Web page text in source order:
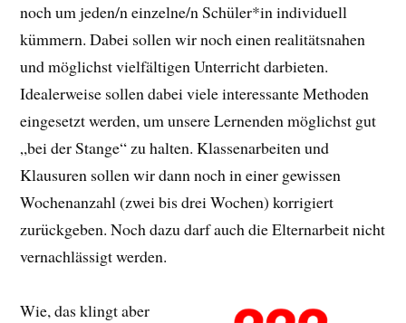
noch um jeden/n einzelne/n Schüler*in individuell
kümmern. Dabei sollen wir noch einen realitätsnahen
und möglichst vielfältigen Unterricht darbieten.
Idealerweise sollen dabei viele interessante Methoden
eingesetzt werden, um unsere Lernenden möglichst gut
„bei der Stange“ zu halten. Klassenarbeiten und
Klausuren sollen wir dann noch in einer gewissen
Wochenanzahl (zwei bis drei Wochen) korrigiert
zurückgeben. Noch dazu darf auch die Elternarbeit nicht
vernachlässigt werden.
Wie, das klingt aber